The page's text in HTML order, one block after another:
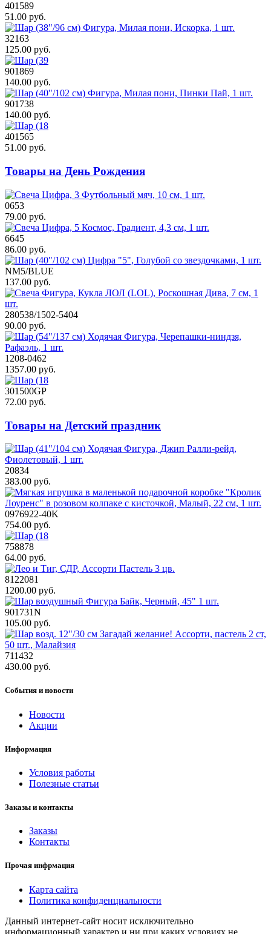
401589
51.00 руб.
32163
125.00 руб.
901869
140.00 руб.
901738
140.00 руб.
401565
51.00 руб.
Товары на День Рождения
0653
79.00 руб.
6645
86.00 руб.
NM5/BLUE
137.00 руб.
280538/1502-5404
90.00 руб.
1208-0462
1357.00 руб.
301500GP
72.00 руб.
Товары на Детский праздник
20834
383.00 руб.
0976922-40K
754.00 руб.
758878
64.00 руб.
8122081
1200.00 руб.
901731N
105.00 руб.
711432
430.00 руб.
События и новости
Новости
Акции
Информация
Условия работы
Полезные статьи
Заказы и контакты
Заказы
Контакты
Прочая инфрмация
Карта сайта
Политика конфиденциальности
Данный интернет-сайт носит исключительно
информационный характер и ни при каких условиях не